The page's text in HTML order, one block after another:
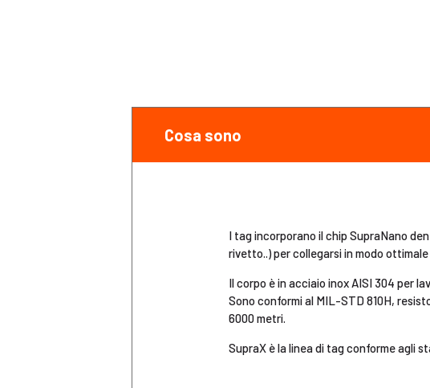
Cosa sono
I tag incorporano il chip SupraNano
rivetto..) per collegarsi in modo
Il corpo è in acciaio inox AISI 304 per
Sono conformi al MIL-STD 810H,
6000 metri.
SupraX è la linea di tag conforme agli